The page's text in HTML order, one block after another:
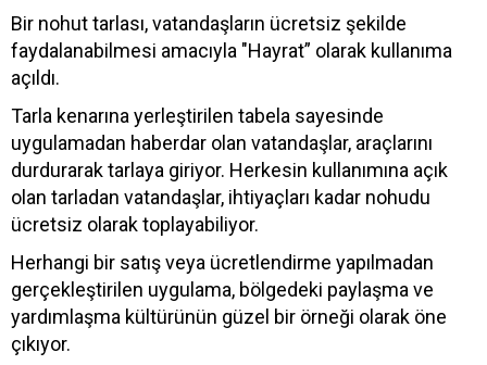
Bir nohut tarlası, vatandaşların ücretsiz şekilde
faydalanabilmesi amacıyla "Hayrat” olarak kullanıma
açıldı.
Tarla kenarına yerleştirilen tabela sayesinde
uygulamadan haberdar olan vatandaşlar, araçlarını
durdurarak tarlaya giriyor. Herkesin kullanımına açık
olan tarladan vatandaşlar, ihtiyaçları kadar nohudu
ücretsiz olarak toplayabiliyor.
Herhangi bir satış veya ücretlendirme yapılmadan
gerçekleştirilen uygulama, bölgedeki paylaşma ve
yardımlaşma kültürünün güzel bir örneği olarak öne
çıkıyor.